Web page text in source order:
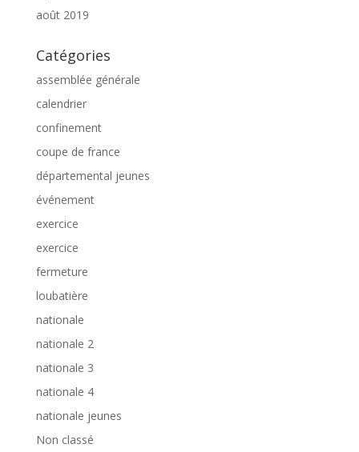
août 2019
Catégories
assemblée générale
calendrier
confinement
coupe de france
départemental jeunes
événement
exercice
exercice
fermeture
loubatière
nationale
nationale 2
nationale 3
nationale 4
nationale jeunes
Non classé